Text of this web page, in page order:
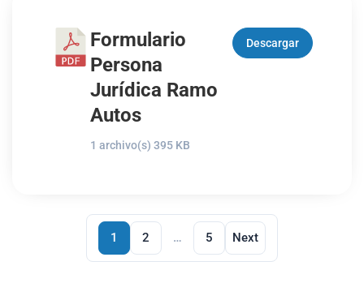
Formulario
Persona
Jurídica Ramo
Autos
1 archivo(s) 395 KB
Descargar
Navegación
de
1 2 … 5 Next